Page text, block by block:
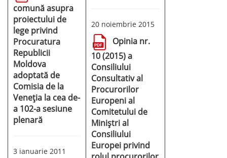
comună asupra
proiectului de
lege privind
Procuratura
Republicii
Moldova
adoptată de
Comisia de la
Veneția la cea de-
a 102-a sesiune
plenară
3 ianuarie 2011
20 noiembrie 2015
Opinia nr.
10 (2015) a
Consiliului
Consultativ al
Procurorilor
Europeni al
Comitetului de
Miniștri al
Consiliului
Europei privind